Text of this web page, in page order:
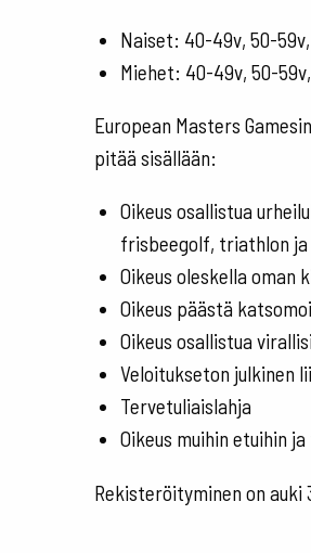
Naiset: 40-49v, 50-
Miehet: 40-49v, 50-
European Masters
pitää sisällään:
Oikeus osallistua
frisbeegolf, triathlon ja
Oikeus oleskella oman
Oikeus päästä
Oikeus osallistua
Veloitukseton julkinen
Tervetuliaislahja
Oikeus muihin etuihin
Rekisteröityminen on auki